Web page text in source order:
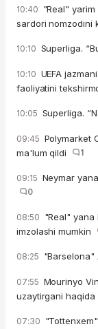
10:40 "Real"
sardori nomzodini
10:10 Superliga.
10:10 UEFA
faoliyatini
10:05 Superliga.
09:45 Polymarket
ma'lum qildi
1
09:15 Neymar
0
08:50 "Real" yana
imzolashi mumkin
08:25
07:55 Mourinyo
uzaytirgani haqida
07:30